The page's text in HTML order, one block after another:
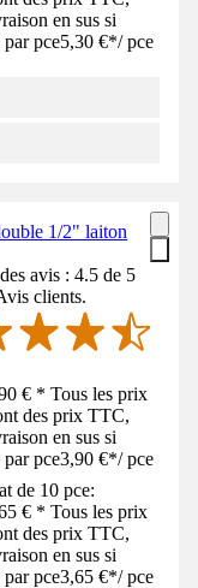
en sus si
par pce5,30 €*/ pce
1/2" laiton
avis : 4.5 de 5
clients.
€ * Tous les prix
des prix TTC,
en sus si
par pce3,90 €*/ pce
de 10 pce:
€ * Tous les prix
des prix TTC,
en sus si
par pce3,65 €*/ pce